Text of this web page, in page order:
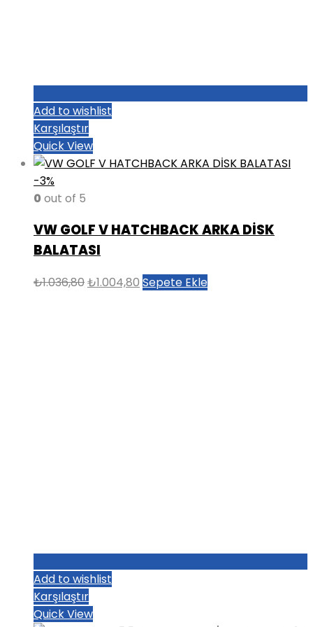
Add to wishlist
Karşılaştır
Quick View
-3%
0 out of 5
VW GOLF V HATCHBACK ARKA DİSK
BALATASI
₺1.036,80Orijinal
₺1.004,80 Şu
Sepete Ekle
Add to wishlist
Karşılaştır
Quick View